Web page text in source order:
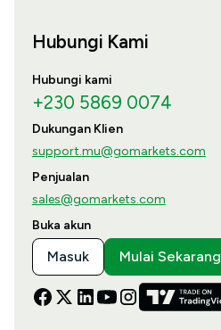
Hubungi Kami
Hubungi kami
+230 5869 0074
Dukungan Klien
support.mu@gomarkets.com
Penjualan
sales@gomarkets.com
Buka akun
Masuk Mulai Sekarang